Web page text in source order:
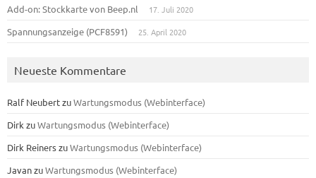
Add-on: Stockkarte von Beep.nl 17. Juli 2020
Spannungsanzeige (PCF8591) 25. April 2020
Neueste Kommentare
Ralf NeubertzuWartungsmodus (Webinterface)
Dirk zuWartungsmodus (Webinterface)
Dirk ReinerszuWartungsmodus (Webinterface)
JavanzuWartungsmodus (Webinterface)